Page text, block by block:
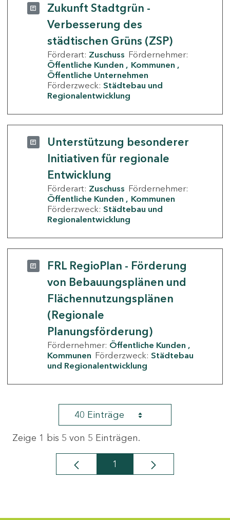
Zukunft Stadtgrün -
Verbesserung des
städtischen Grüns (ZSP)
Förderart: Zuschuss Fördernehmer:
Öffentliche Kunden
Kommunen
Öffentliche Unternehmen
Förderzweck: Städtebau und
Regionalentwicklung
Unterstützung besonderer
Initiativen für regionale
Entwicklung
Förderart: Zuschuss Fördernehmer:
Öffentliche Kunden
Kommunen
Förderzweck: Städtebau und
Regionalentwicklung
FRL RegioPlan - Förderung
von Bebauungsplänen und
Flächennutzungsplänen
(Regionale
Planungsförderung)
Fördernehmer: Öffentliche Kunden
Kommunen Förderzweck: Städtebau
und Regionalentwicklung
40 Einträge
Zeige 1 bis 5 von 5 Einträgen.
Seite
1